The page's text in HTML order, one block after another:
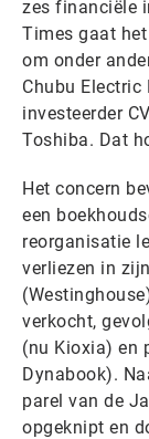
zes financiële
Times gaat
om onder
Chubu Electric
investeerder
Toshiba. Dat
Het concern
een
reorganisatie
verliezen in
verkocht,
(nu Kioxia) en
Dynabook).
parel van de
opgeknipt en